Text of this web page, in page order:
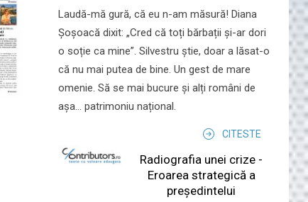
Laudă-mă gură, că eu n-am măsură! Diana
Șoșoacă dixit: „Cred că toți bărbații și-ar dori
o soție ca mine”. Silvestru știe, doar a lăsat-o
că nu mai putea de bine. Un gest de mare
omenie. Să se mai bucure și alți români de
așa... patrimoniu național.
CITESTE
Radiografia unei crize -
Eroarea strategică a
președintelui